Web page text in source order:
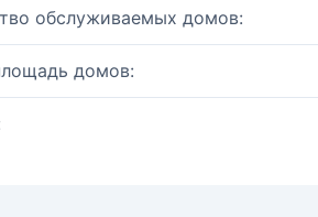
обслуживаемых домов:
домов: